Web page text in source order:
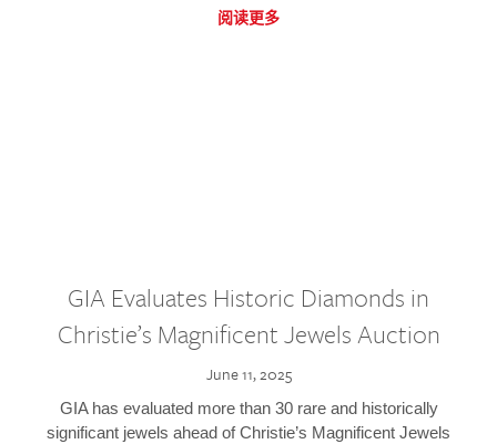
阅读更多
GIA Evaluates Historic Diamonds in
Christie’s Magnificent Jewels Auction
June 11, 2025
GIA has evaluated more than 30 rare and historically
significant jewels ahead of Christie’s Magnificent Jewels